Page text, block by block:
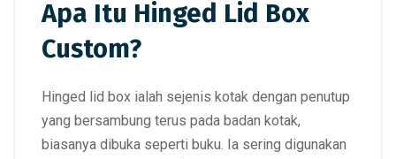
Apa Itu Hinged Lid Box
Custom?
Hinged lid box ialah sejenis kotak dengan penutup
yang bersambung terus pada badan kotak,
biasanya dibuka seperti buku. Ia sering digunakan